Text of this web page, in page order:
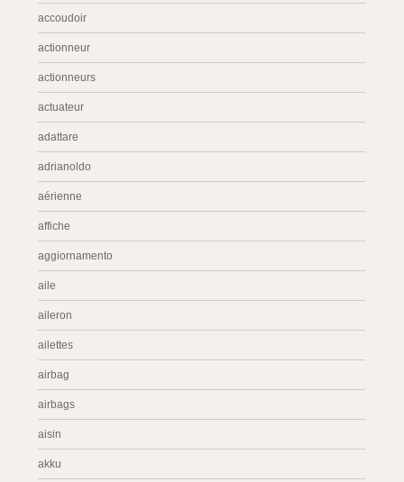
accoudoir
actionneur
actionneurs
actuateur
adattare
adrianoldo
aérienne
affiche
aggiornamento
aile
aileron
ailettes
airbag
airbags
aisin
akku